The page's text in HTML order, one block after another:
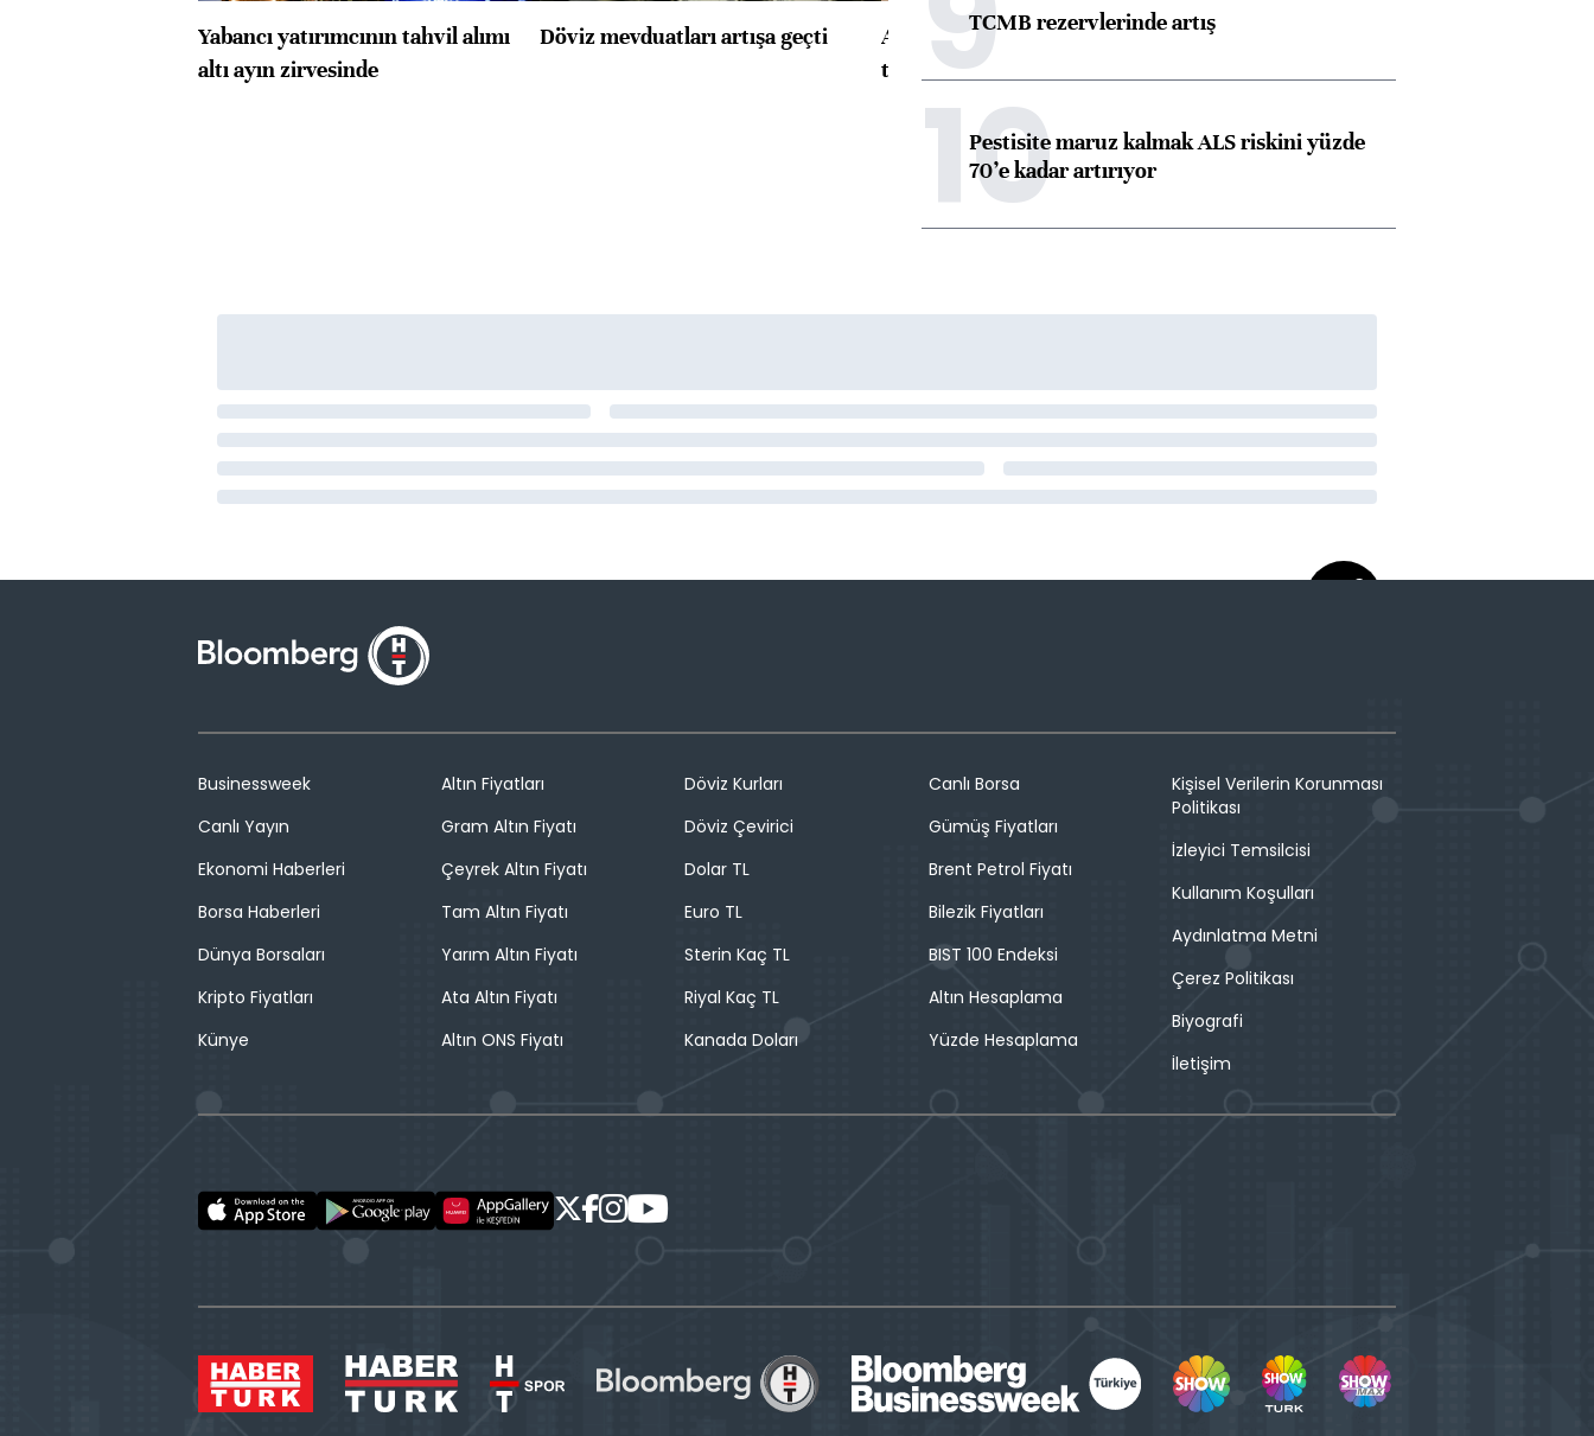
Yabancı yatırımcının tahvil alımı
altı ayın zirvesinde
Döviz mevduatları artışa geçti
ABD'de konut başlangıçları
toparlandı
TCMB rezervlerinde artış
10
Pestisite maruz kalmak ALS riskini yüzde
70’e kadar artırıyor
Businessweek
Canlı Yayın
Ekonomi Haberleri
Borsa Haberleri
Dünya Borsaları
Kripto Fiyatları
Künye
Altın Fiyatları
Gram Altın Fiyatı
Çeyrek Altın Fiyatı
Tam Altın Fiyatı
Yarım Altın Fiyatı
Ata Altın Fiyatı
Altın ONS Fiyatı
Döviz Kurları
Döviz Çevirici
Dolar TL
Euro TL
Sterin Kaç TL
Riyal Kaç TL
Kanada Doları
Canlı Borsa
Gümüş Fiyatları
Brent Petrol Fiyatı
Bilezik Fiyatları
BIST 100 Endeksi
Altın Hesaplama
Yüzde Hesaplama
Kişisel Verilerin Korunması
Politikası
İzleyici Temsilcisi
Kullanım Koşulları
Aydınlatma Metni
Çerez Politikası
Biyografi
İletişim